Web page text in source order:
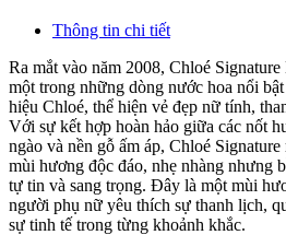
Thông tin chi tiết
Ra mắt vào năm 2008, Chloé
một trong những dòng nước hoa nổi
hiệu Chloé, thể hiện vẻ đẹp nữ tính,
Với sự kết hợp hoàn hảo giữa các nốt
ngào và nền gỗ ấm áp, Chloé
mùi hương độc đáo, nhẹ nhàng nhưng
tự tin và sang trọng. Đây là một mùi
người phụ nữ yêu thích sự thanh lịch,
sự tinh tế trong từng khoảnh khắc.